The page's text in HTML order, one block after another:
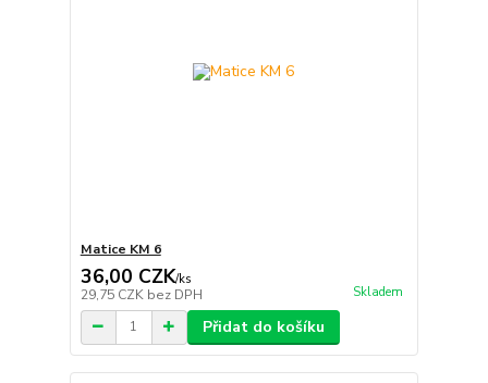
Matice KM 6
36,00 CZK/ks
29,75 CZK bez DPH Skladem
Přidat do košíku